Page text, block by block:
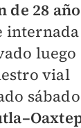
de 28
luego
vial